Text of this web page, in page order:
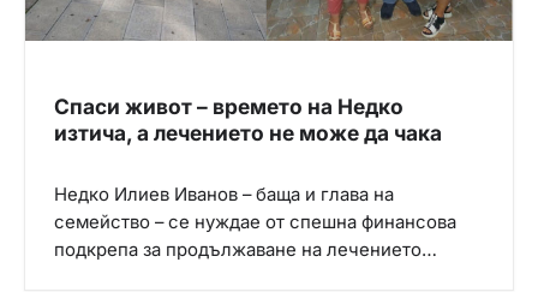
Спаси живот – времето на Недко
изтича, а лечението не може да чака
Недко Илиев Иванов – баща и глава на
семейство – се нуждае от спешна финансова
подкрепа за продължаване на лечението…